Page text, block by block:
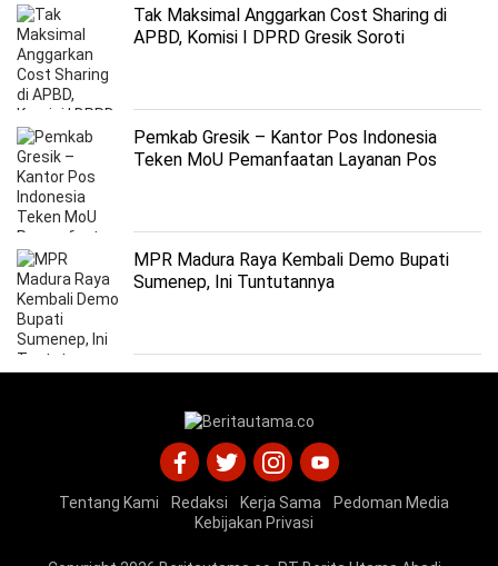
Tak Maksimal Anggarkan Cost Sharing di
APBD, Komisi I DPRD Gresik Soroti
Pemkab Gresik – Kantor Pos Indonesia
Teken MoU Pemanfaatan Layanan Pos
MPR Madura Raya Kembali Demo Bupati
Sumenep, Ini Tuntutannya
Tentang Kami Redaksi Kerja Sama
Pedoman Media
Kebijakan Privasi